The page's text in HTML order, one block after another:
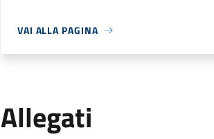
VAI ALLA PAGINA
Allegati